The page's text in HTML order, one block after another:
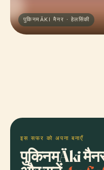
पुकिनमÄKI मैनर · हेलसिंकी
इस सफर को अपना बनाएँ
पुकिनमÄki मैनर